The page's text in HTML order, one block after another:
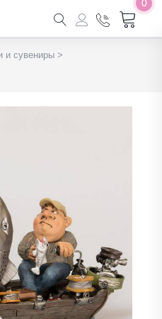
0
и сувениры